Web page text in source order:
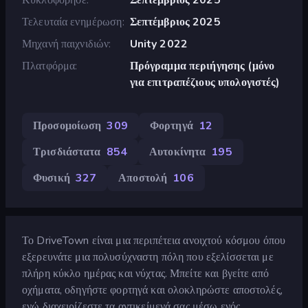
Τελευταία ενημέρωση Σεπτέμβριος 2025
Μηχανή παιχνιδιών
Unity 2022
Πλατφόρμα
Πρόγραμμα περιήγησης (μόνο
για επιτραπέζιους υπολογιστές)
Προσομοίωση 309 Φορτηγά 12
Τρισδιάστατα 854 Αυτοκίνητα 195
Φυσική 327 Αποστολή 106
Το DriveTown είναι μια περιπέτεια ανοιχτού κόσμου όπου
εξερευνάτε μια πολυσύχναστη πόλη που εξελίσσεται με
πλήρη κύκλο ημέρας και νύχτας. Μπείτε και βγείτε από
οχήματα, οδηγήστε φορτηγά και ολοκληρώστε αποστολές,